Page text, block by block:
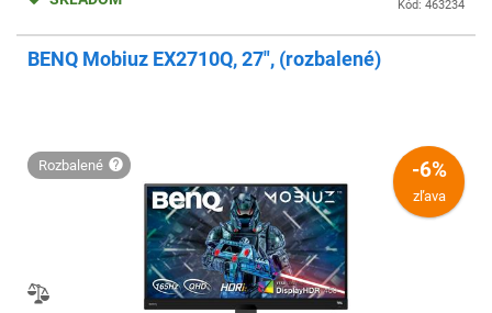
Kód: 463234
BENQ Mobiuz EX2710Q, 27", (rozbalené)
rozbalené -6%
zľava